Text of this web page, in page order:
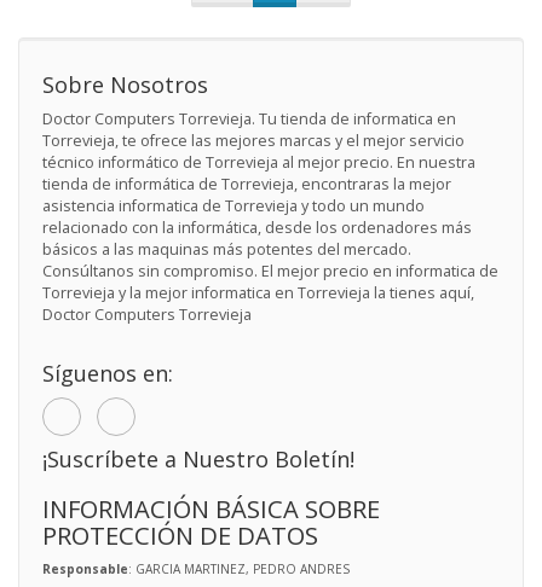
Sobre Nosotros
Doctor Computers Torrevieja. Tu tienda de informatica en
Torrevieja, te ofrece las mejores marcas y el mejor servicio
técnico informático de Torrevieja al mejor precio. En nuestra
tienda de informática de Torrevieja, encontraras la mejor
asistencia informatica de Torrevieja y todo un mundo
relacionado con la informática, desde los ordenadores más
básicos a las maquinas más potentes del mercado.
Consúltanos sin compromiso. El mejor precio en informatica de
Torrevieja y la mejor informatica en Torrevieja la tienes aquí,
Doctor Computers Torrevieja
Síguenos en:
¡Suscríbete a Nuestro Boletín!
INFORMACIÓN BÁSICA SOBRE
PROTECCIÓN DE DATOS
Responsable: GARCIA MARTINEZ, PEDRO ANDRES